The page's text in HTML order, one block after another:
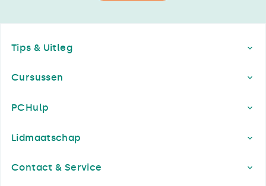
Tips & Uitleg
Cursussen
PCHulp
Lidmaatschap
Contact & Service